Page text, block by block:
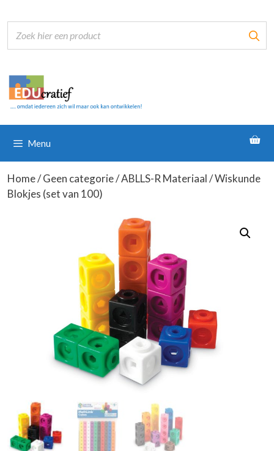
naar
inhoud
Menu
Home/Geen categorie/ABLLS-R Materiaal/ Wiskunde
Blokjes (set van 100)